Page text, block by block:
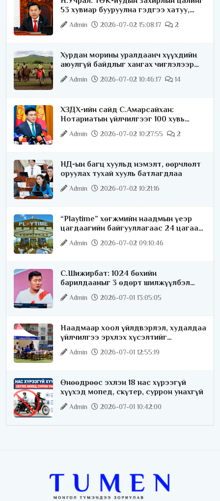
53 хувиар бууруулна гэдгээ хатуу,
хариуцлагатайгаар хэлье
Admin 2026-07-02 15:08:17 2
Хурдан морины уралдаанч хүүхдийн
аюулгүй байдлыг хангах чиглэлээр
ажиллаж байна
Admin 2026-07-02 10:46:17 14
ХЗДХ-ийн сайд С.Амарсайхан:
Нотариатын үйлчилгээг 100 хувь
цахимжуулна
Admin 2026-07-02 10:27:55 2
НД-ын багц хуульд нэмэлт, өөрчлөлт
оруулах тухай хууль батлагдлаа
Admin 2026-07-02 10:21:16
“Playtime” хөгжмийн наадмын үеэр
цагдаагийн байгууллагаас 24 цагаар
хяналт тавина
Admin 2026-07-02 09:10:46
С.Шижирбат: 1024 бөхийн
барилдааныг 3 өдөрт шилжүүлбэл
найраа тун нарийн явагдана
Admin 2026-07-01 13:05:05
Наадмаар хоол үйлдвэрлэл, худалдаа
үйлчилгээ эрхлэх хүсэлтийг
license.mn сайтаар авч байна
Admin 2026-07-01 12:55:19
Өнөөдрөөс эхлэн 18 нас хүрээгүй
хүүхэд мопед, скүтер, суррон унахгүй
Admin 2026-07-01 10:42:00